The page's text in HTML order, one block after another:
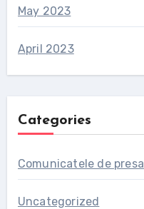
May 2023
April 2023
Categories
Comunicatele de presa
Uncategorized